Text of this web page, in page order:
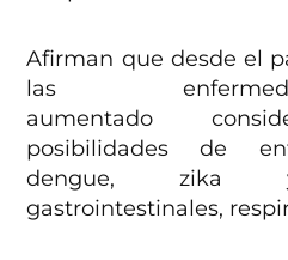
Afirman que desde el
las
aumentado
posibilidades de
dengue, zika y
gastrointestinales,